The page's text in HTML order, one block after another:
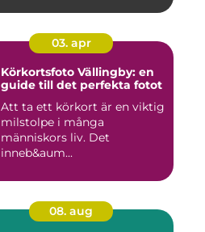
03. apr
Körkortsfoto Vällingby: en
guide till det perfekta fotot
Att ta ett körkort är en viktig
milstolpe i många
människors liv. Det
inneb&aum...
08. aug